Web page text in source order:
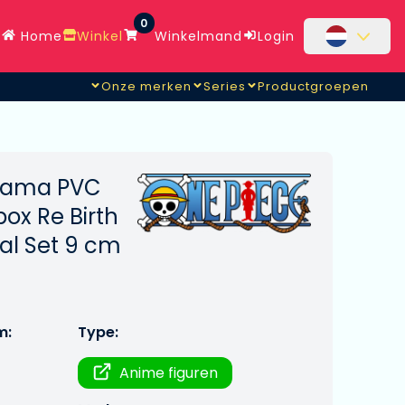
Home Winkel
0
Winkelmand Login
Onze merken Series Productgroepen
PVC
Re Birth
Set 9 cm
Type:
Anime figuren